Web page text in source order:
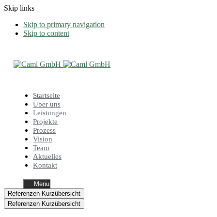
Skip links
Skip to primary navigation
Skip to content
Startseite
Über uns
Leistungen
Projekte
Prozess
Vision
Team
Aktuelles
Kontakt
Menu
Referenzen Kurzübersicht
Referenzen Kurzübersicht